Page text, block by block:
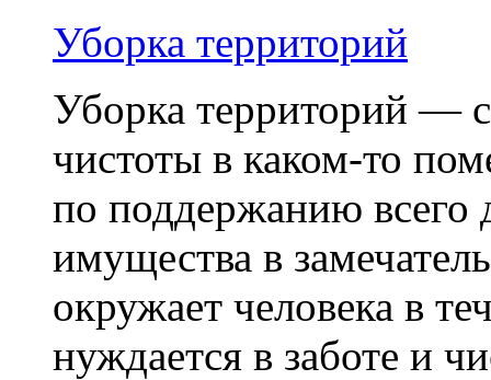
Уборка территорий
Уборка территорий —
чистоты в каком-то
по поддержанию всего
имущества в
окружает человека в
нуждается в заботе и